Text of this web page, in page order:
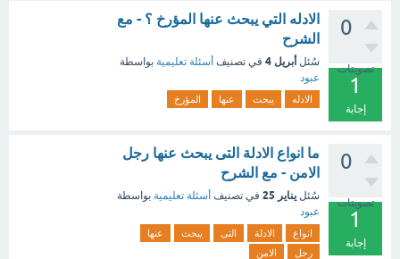
0
تصويتات
1
إجابة
الادله التي يبحث عنها المؤرخ ؟ - مع
الشرح
سُئل أبريل 4 في تصنيف أسئلة تعليمية بواسطة
عبود
الادله يبحث عنها المؤرخ
0
تصويتات
1
إجابة
ما انواع الادلة التى يبحث عنها رجل
الامن - مع الشرح
سُئل يناير 25 في تصنيف أسئلة تعليمية بواسطة
عبود
انواع الادلة التى يبحث
عنها
رجل
الامن